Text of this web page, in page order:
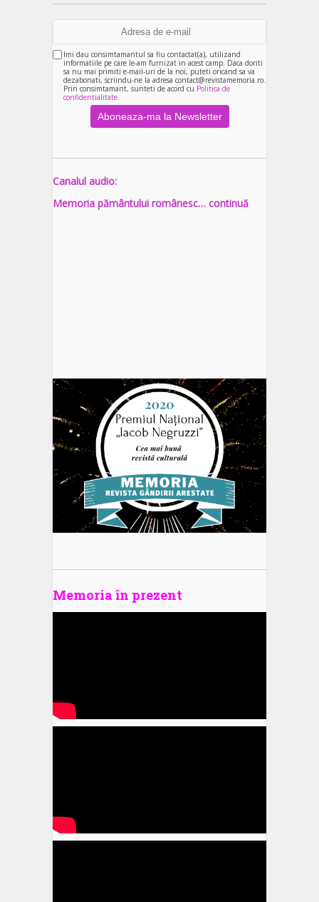
Imi dau consimtamantul sa fiu contactat(a), utilizand
informatiile pe care le-am furnizat in acest camp. Daca doriti
sa nu mai primiti e-mail-uri de la noi, puteti oricand sa va
dezabonati, scriindu-ne la adresa contact@revistamemoria.ro.
Prin consimtamant, sunteti de acord cu Politica de
confidentialitate.
Canalul audio:
Memoria pământului românesc… continuă
Memoria în prezent